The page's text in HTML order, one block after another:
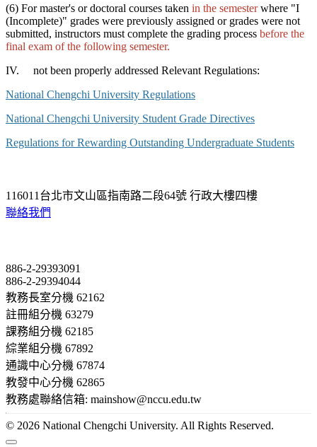
(6) For master's or doctoral courses taken in the semesterwhere "I
(Incomplete)" grades were previously assigned or grades were not
submitted, instructors must complete the grading process before the
final exam of the following semester.
IV. not been properly addressed Relevant Regulations:
National Chengchi University Regulations
National Chengchi University Student Grade Directives
Regulations for Rewarding Outstanding Undergraduate Students
116011台北市文山區指南路二段64號 行政大樓四樓
聯絡我們
886-2-29393091
886-2-29394044
教務長室分機 62162
註冊組分機 63279
課務組分機 62185
綜業組分機 67892
通識中心分機 67874
教發中心分機 62865
教務處聯絡信箱: mainshow@nccu.edu.tw
© 2026 National Chengchi University. All Rights Reserved.